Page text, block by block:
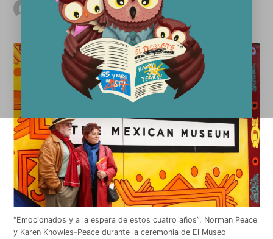
El Tecolote Staff
julio 29, 2016
“Emocionados y a la espera de estos cuatro años”, Norman Peace
y Karen Knowles-Peace durante la ceremonia de El Museo